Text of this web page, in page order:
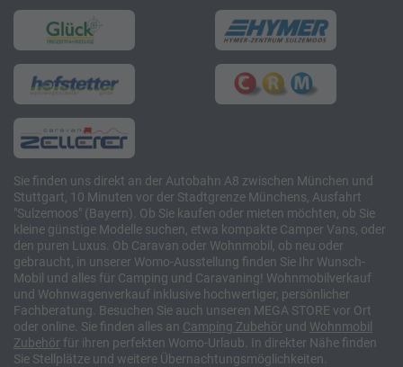
Sie finden uns direkt an der Autobahn A8 zwischen München und
Stuttgart, 10 Minuten vor der Stadtgrenze Münchens, Ausfahrt
"Sulzemoos" (Bayern). Ob Sie kaufen oder mieten möchten, ob Sie
kleine günstige Modelle suchen, etwa kompakte Camper Vans, oder
den puren Luxus. Ob Caravan oder Wohnmobil, ob neu oder
gebraucht, in unserer Womo-Ausstellung finden Sie Ihr Wunsch-
Mobil und alles für Camping und Caravaning! Wohnmobilverkauf
und Wohnwagenverkauf inklusive hochwertiger, persönlicher
Fachberatung. Besuchen Sie auch unseren MEGA STORE vor Ort
oder online. Sie finden alles an Camping Zubehör und Wohnmobil
Zubehör für ihren perfekten Womo-Urlaub. In direkter Nähe finden
Sie Stellplätze und weitere Übernachtungsmöglichkeiten.